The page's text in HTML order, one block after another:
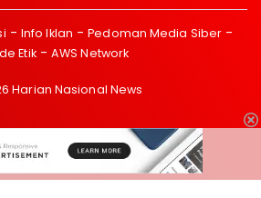
Info Iklan
Pedoman Media Siber
Etik
AWS Network
Harian Nasional News